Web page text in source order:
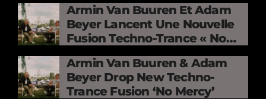
Armin Van Buuren Et Adam
Beyer Lancent Une Nouvelle
Fusion Techno-Trance « No
Mercy »
Armin Van Buuren & Adam
Beyer Drop New Techno-
Trance Fusion ‘No Mercy’